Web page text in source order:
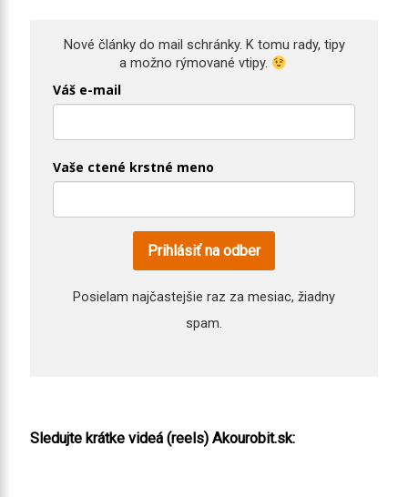
Nové články do mail schránky. K tomu rady, tipy
a možno rýmované vtipy.
Váš e-mail
Vaše ctené krstné meno
Prihlásiť na odber
Posielam najčastejšie raz za mesiac, žiadny
spam.
Sledujte krátke videá (reels) Akourobit.sk: